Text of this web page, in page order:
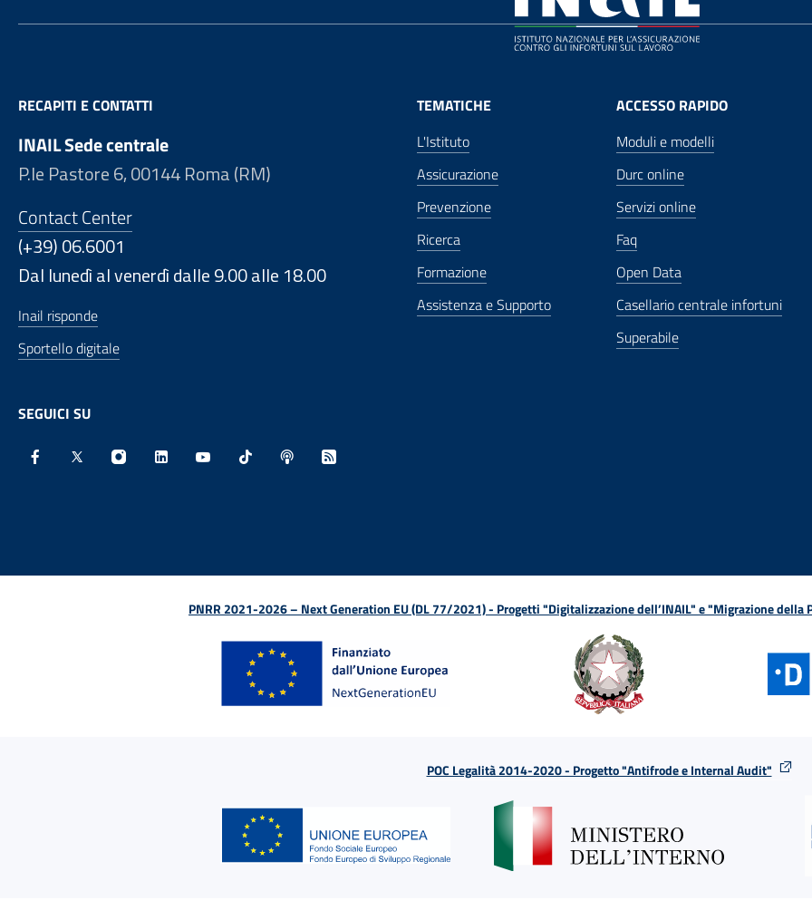
RECAPITI E CONTATTI
INAIL Sede centrale
P.le Pastore 6, 00144 Roma (RM)
Contact Center
(+39) 06.6001
Dal lunedì al venerdì dalle 9.00 alle 18.00
Inail risponde
Sportello digitale
SEGUICI SU
TEMATICHE
L'Istituto
Assicurazione
Prevenzione
Ricerca
Formazione
Assistenza e Supporto
ACCESSO RAPIDO
Moduli e modelli
Durc online
Servizi online
Faq
Open Data
Casellario centrale infortuni
Superabile
PNRR 2021-2026 – Next Generation EU (DL 77/2021) - Progetti "Digitalizzazione dell’INAIL" e "Migrazione della
POC Legalità 2014-2020 - Progetto "Antifrode e Internal Audit"